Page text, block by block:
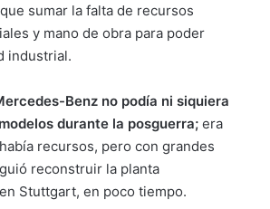
sumar la falta de recursos
y mano de obra para poder
industrial.
Benz no podía ni siquiera
durante la posguerra; era
recursos, pero con grandes
reconstruir la planta
Stuttgart, en poco tiempo.